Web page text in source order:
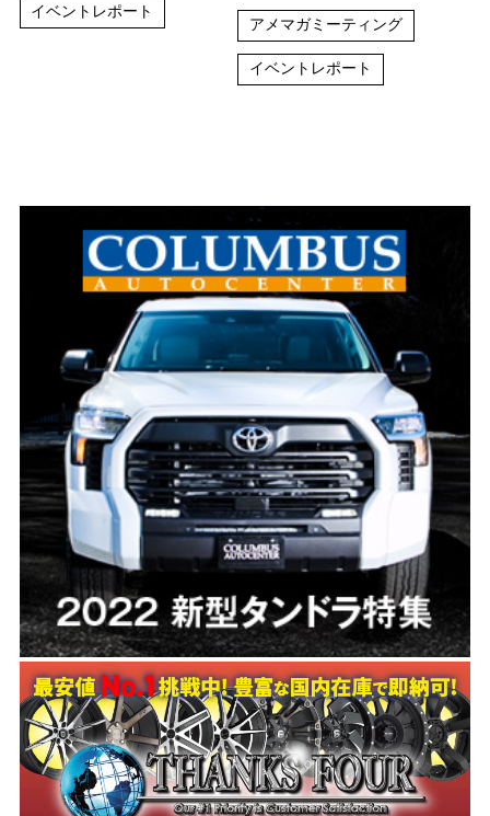
イベントレポート
アメマガミーティング
イベントレポート